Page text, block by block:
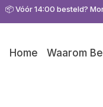
📦 Vóór 14:00 besteld?
Home Waarom